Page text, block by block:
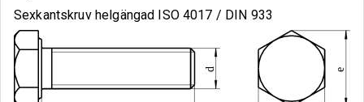
Sexkantskruv helgängad ISO 4017 / DIN 933